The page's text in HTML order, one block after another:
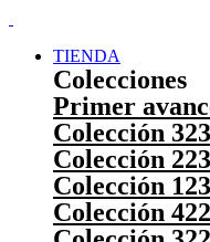
TIENDA
Colecciones
Primer
Colección 323
Colección 223
Colección 123
Colección 422